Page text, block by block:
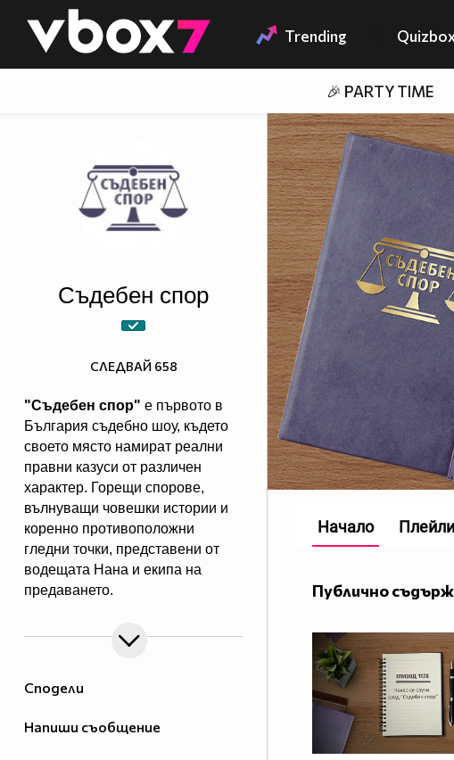
👾 Trending
🎉 PARTY TIME
Сподели
Напиши съобщение
Съдебен спор
"Съдебен спор" е първото в
България съдебно шоу, където
своето място намират реални
правни казуси от различен
характер. Горещи спорове,
вълнуващи човешки истории и
коренно противоположни
гледни точки, представени от
водещата Нана и екипа на
предаването.
неделя, 11.00 ч., по Нова.
Eпизодите на предаването може
СЛЕДВАЙ 658
Публично
Начало